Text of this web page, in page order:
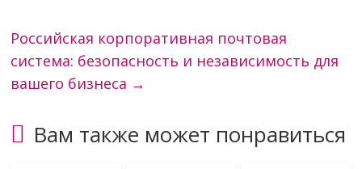
Российская корпоративная почтовая
система: безопасность и независимость для
вашего бизнеса →
Вам также может понравиться